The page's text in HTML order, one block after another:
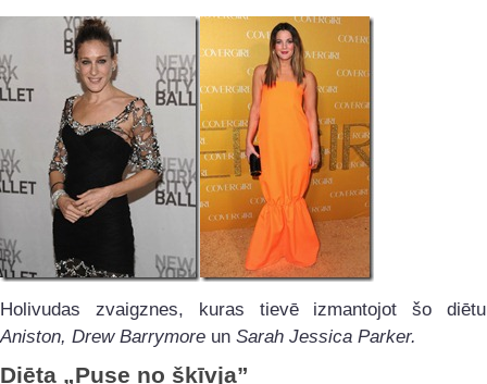
Holivudas zvaigznes, kuras tievē izmantojot šo
Aniston, Drew Barrymore un Sarah Jessica Parker.
Diēta „Puse no šķīvja”